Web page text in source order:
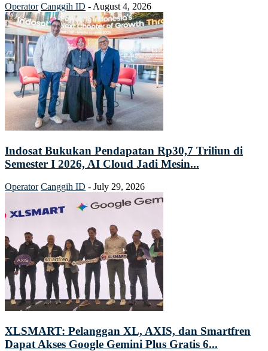
Operator Canggih ID - August 4, 2026
Indosat Bukukan Pendapatan Rp30,7 Triliun di
Semester I 2026, AI Cloud Jadi Mesin...
Operator Canggih ID - July 29, 2026
XLSMART: Pelanggan XL, AXIS, dan Smartfren
Dapat Akses Google Gemini Plus Gratis 6...